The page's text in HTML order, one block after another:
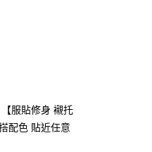
業銀行
行
服貼修身 襯托
配色 貼近任意